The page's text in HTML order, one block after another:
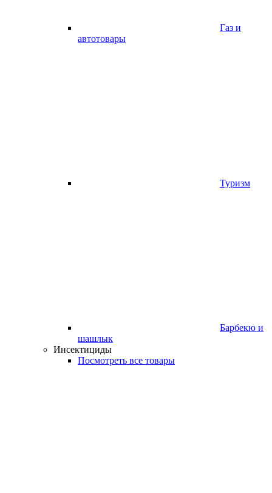
Газ и
автотовары
Туризм
Барбекю и
шашлык
Инсектициды
Посмотреть все товары